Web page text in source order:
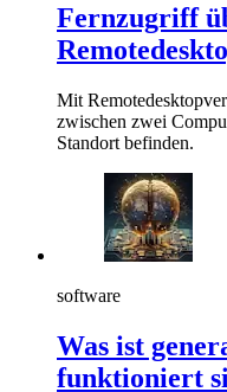
Fernzugriff
Mit
zwischen zwei
Standort befinden.
software
Was ist
funktioniert